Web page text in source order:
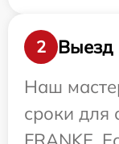
2
Выезд
Наш
сроки для